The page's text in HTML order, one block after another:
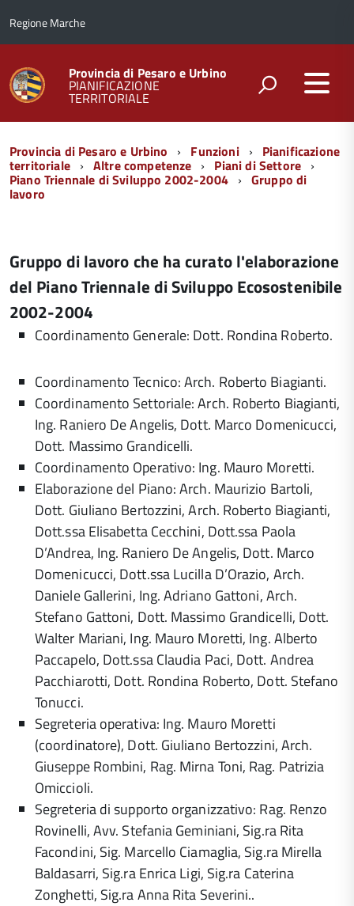
Regione Marche
Provincia di Pesaro e Urbino
PIANIFICAZIONE
TERRITORIALE
Menu
di
navigazione
Provincia di Pesaro e Urbino Funzioni Pianificazione
territoriale Altre competenze Piani di Settore
Piano Triennale di Sviluppo 2002-2004 Gruppo di
lavoro
Gruppo di lavoro che ha curato l'elaborazione
del Piano Triennale di Sviluppo Ecosostenibile
2002-2004
Coordinamento Generale: Dott. Rondina Roberto.
Coordinamento Tecnico: Arch. Roberto Biagianti.
Coordinamento Settoriale: Arch. Roberto Biagianti,
Ing. Raniero De Angelis, Dott. Marco Domenicucci,
Dott. Massimo Grandicelli.
Coordinamento Operativo: Ing. Mauro Moretti.
Elaborazione del Piano: Arch. Maurizio Bartoli,
Dott. Giuliano Bertozzini, Arch. Roberto Biagianti,
Dott.ssa Elisabetta Cecchini, Dott.ssa Paola
D’Andrea, Ing. Raniero De Angelis, Dott. Marco
Domenicucci, Dott.ssa Lucilla D’Orazio, Arch.
Daniele Gallerini, Ing. Adriano Gattoni, Arch.
Stefano Gattoni, Dott. Massimo Grandicelli, Dott.
Walter Mariani, Ing. Mauro Moretti, Ing. Alberto
Paccapelo, Dott.ssa Claudia Paci, Dott. Andrea
Pacchiarotti, Dott. Rondina Roberto, Dott. Stefano
Tonucci.
Segreteria operativa: Ing. Mauro Moretti
(coordinatore), Dott. Giuliano Bertozzini, Arch.
Giuseppe Rombini, Rag. Mirna Toni, Rag. Patrizia
Omiccioli.
Segreteria di supporto organizzativo: Rag. Renzo
Rovinelli, Avv. Stefania Geminiani, Sig.ra Rita
Facondini, Sig. Marcello Ciamaglia, Sig.ra Mirella
Baldasarri, Sig.ra Enrica Ligi, Sig.ra Caterina
Zonghetti, Sig.ra Anna Rita Severini..